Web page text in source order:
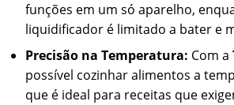
funções em um só aparelho,
liquidificador é limitado a bater e
Precisão na Temperatura: Com a
possível cozinhar alimentos a
que é ideal para receitas que